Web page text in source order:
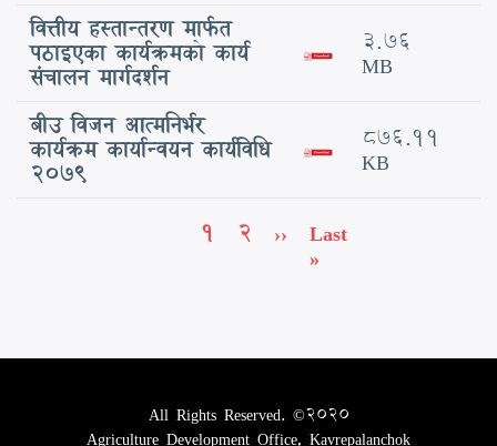
वित्तीय हस्तान्तरण मार्फत
पठाइएका कार्यक्रमको कार्य
संचालन मार्गदर्शन
3.76
MB
बीउ विजन आत्मनिर्भर
कार्यक्रम कार्यान्वयन कार्यविधि
2079
876.11
KB
Pagination
Current
1 Page
2 Next
page
›› Last
page
Last
»
All Rights Reserved. ©2020
Agriculture Development Office, Kavrepalanchok